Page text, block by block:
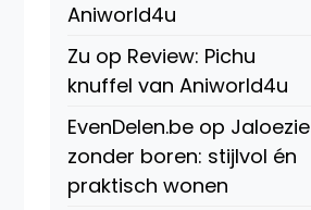
Aniworld4u
Zu op Review: Pichu
knuffel van Aniworld4u
EvenDelen.be op Jaloezie
zonder boren: stijlvol én
praktisch wonen